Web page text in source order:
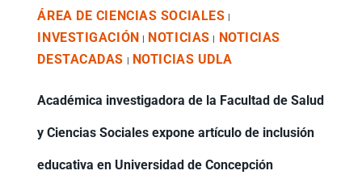
ÁREA DE CIENCIAS SOCIALES
INVESTIGACIÓN NOTICIAS
NOTICIAS
DESTACADAS
NOTICIAS UDLA
Académica investigadora de la Facultad de Salud
y Ciencias Sociales expone artículo de inclusión
educativa en Universidad de Concepción